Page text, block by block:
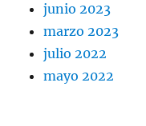
junio 2023
marzo 2023
julio 2022
mayo 2022